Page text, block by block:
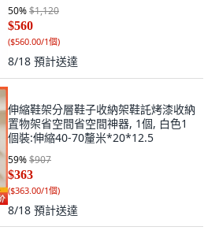
50%$1,120
$560
($560.00/1個)
8/18 預計送達
伸縮鞋架分層鞋子收納架鞋託烤漆收納
置物架省空間省空間神器, 1個, 白色1
個裝:伸縮40-70釐米*20*12.5
59%$907
$363
($363.00/1個)
8/18 預計送達